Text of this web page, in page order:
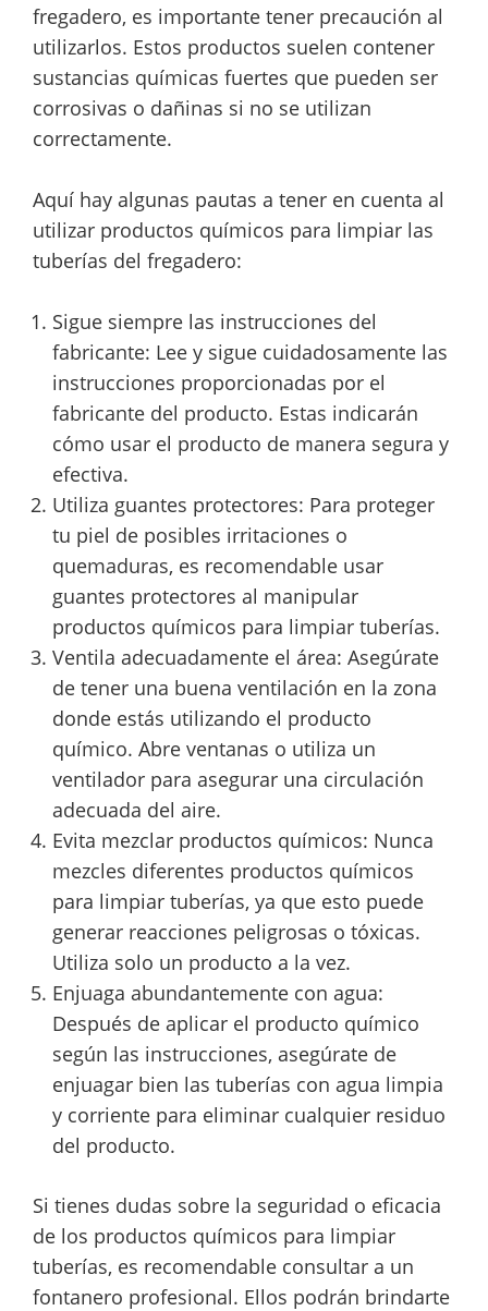
fregadero, es importante tener precaución al
utilizarlos. Estos productos suelen contener
sustancias químicas fuertes que pueden ser
corrosivas o dañinas si no se utilizan
correctamente.
Aquí hay algunas pautas a tener en cuenta al
utilizar productos químicos para limpiar las
tuberías del fregadero:
Sigue siempre las instrucciones del
fabricante: Lee y sigue cuidadosamente las
instrucciones proporcionadas por el
fabricante del producto. Estas indicarán
cómo usar el producto de manera segura y
efectiva.
Utiliza guantes protectores: Para proteger
tu piel de posibles irritaciones o
quemaduras, es recomendable usar
guantes protectores al manipular
productos químicos para limpiar tuberías.
Ventila adecuadamente el área: Asegúrate
de tener una buena ventilación en la zona
donde estás utilizando el producto
químico. Abre ventanas o utiliza un
ventilador para asegurar una circulación
adecuada del aire.
Evita mezclar productos químicos: Nunca
mezcles diferentes productos químicos
para limpiar tuberías, ya que esto puede
generar reacciones peligrosas o tóxicas.
Utiliza solo un producto a la vez.
Enjuaga abundantemente con agua:
Después de aplicar el producto químico
según las instrucciones, asegúrate de
enjuagar bien las tuberías con agua limpia
y corriente para eliminar cualquier residuo
del producto.
Si tienes dudas sobre la seguridad o eficacia
de los productos químicos para limpiar
tuberías, es recomendable consultar a un
fontanero profesional. Ellos podrán brindarte